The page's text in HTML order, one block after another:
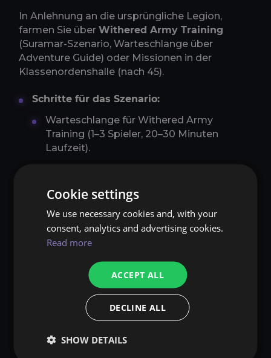
In Anlehnung an die ursprüngliche Legion,
farmen Sie über Withered Army Training
(Suramar-Szenario, Warteschlange über
Adventure Guide) oder Missionen in der
Klassenordenshalle (nach 45).
Schritte für das Szenario:
Warteschlange für Withered Army
Training (1–3 Spieler, 20–30 Minuten
Laufzeit).
Chance auf eine zerrissene Einladung.
Bonus: Ergibt 500–1.000 Bronze und
unendliche Macht.
Schalten Sie die Klassenhalle frei (z. B.
Hunter's Trueshot Lodge in
Highmountain).
Führen Sie Missionen aus (2–3 Tage
Timer); die Belohnung umfasst eine
Cookie settings
We use necessary cookies and, with your
consent, analytics and advertising cookies.
Read more
ACCEPT ALL
DECLINE ALL
SHOW DETAILS